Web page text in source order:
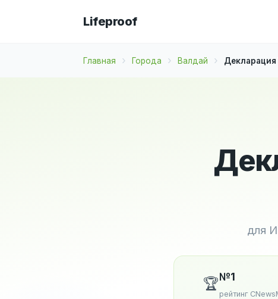
Lifeproof
Главная Города Валдай
для
🏆№1
рейтинг